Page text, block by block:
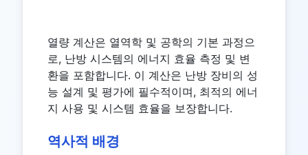
열량 계산은 열역학 및 공학의 기본 과정으
로, 난방 시스템의 에너지 효율 측정 및 변
환을 포함합니다. 이 계산은 난방 장비의 성
능 설계 및 평가에 필수적이며, 최적의 에너
지 사용 및 시스템 효율을 보장합니다.
역사적 배경